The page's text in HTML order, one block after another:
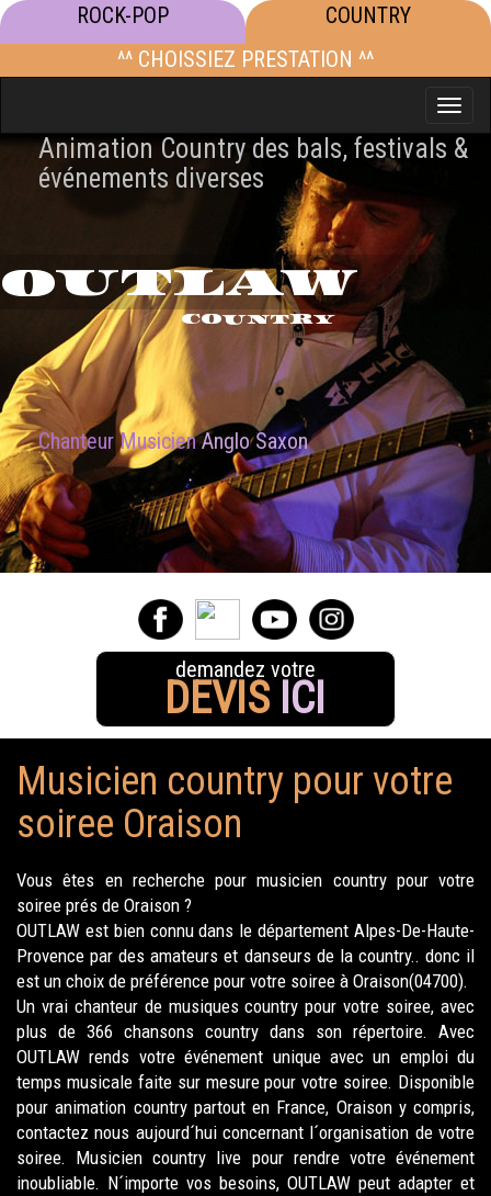
ROCK-POP
COUNTRY
^^ CHOISSIEZ PRESTATION ^^
Toggle
Animation Country des bals, festivals &
événements diverses
OUTLAW
COUNTRY
Chanteur MusicienAnglo Saxon
demandez votre
DEVIS ICI
Musicien country pour votre
soiree Oraison
Vous êtes en recherche pour musicien country pour votre
soiree prés de Oraison ?
OUTLAW est bien connu dans le département Alpes-De-Haute-
Provence par des amateurs et danseurs de la country.. donc il
est un choix de préférence pour votre soiree à Oraison(04700).
Un vrai chanteur de musiques country pour votre soiree, avec
plus de 366 chansons country dans son répertoire. Avec
OUTLAW rends votre événement unique avec un emploi du
temps musicale faite sur mesure pour votre soiree. Disponible
pour animation country partout en France, Oraison y compris,
contactez nous aujourd´hui concernant l´organisation de votre
soiree. Musicien country live pour rendre votre événement
inoubliable. N´importe vos besoins, OUTLAW peut adapter et